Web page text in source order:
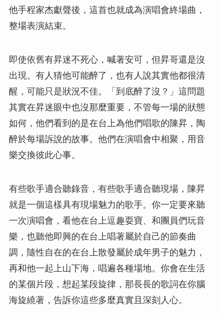
他手程家杰獻聲後，這首也就成為演唱會終場曲，
整場表演結束。
即使依舊有昇迷不死心，喊著安可，但昇哥還是沒
出現。有人猜他可能醉了，也有人說其實他都很清
醒，可能只是狀況不佳。「到底醉了沒？」這問題
其實在昇迷眼中也沒那麼重要，不管每一場的狀態
如何，他們看到的是在台上為他們唱歌的陳昇，陶
醉於每場訴說的故事。他們在演唱會中相聚，用音
樂交換彼此心事。
有些歌手適合聽錄音，有些歌手適合聽現場，陳昇
就是一個這樣具有現場魅力的歌手。你一定要來聽
一次演唱會，看他在台上逗趣耍寶、和團員們玩音
樂，也聽他即興的在台上唱著屬於自己的節奏曲
調，隨性自在的在台上散發屬於成年男子的魅力，
再和他一起上山下海，唱遍各種場地。你會在生活
的某個片段，想起某段旋律，那長長的歌詞在你腦
海旋繞著，告訴你這些多麼真實且深刻人心。